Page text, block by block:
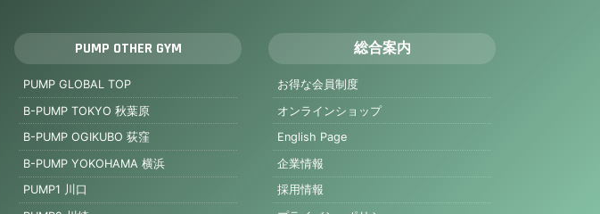
PUMP OTHER GYM
PUMP GLOBAL TOP
B-PUMP TOKYO 秋葉原
B-PUMP OGIKUBO 荻窪
B-PUMP YOKOHAMA 横浜
PUMP1 川口
総合案内
お得な会員制度
オンラインショップ
English Page
企業情報
採用情報